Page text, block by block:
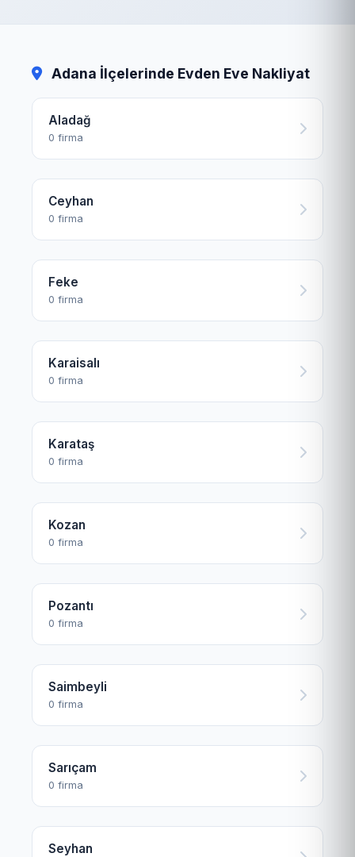
Adana İlçelerinde Evden Eve Nakliyat
Aladağ
0 firma
Ceyhan
0 firma
Feke
0 firma
Karaisalı
0 firma
Karataş
0 firma
Kozan
0 firma
Pozantı
0 firma
Saimbeyli
0 firma
Sarıçam
0 firma
Seyhan